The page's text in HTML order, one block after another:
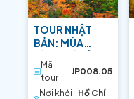
TOUR NHẬT
BẢN: MÙA
MẶT TRỜI MỌC
Mã
tour
JP008.05
Nơi khởi
Hồ Chí